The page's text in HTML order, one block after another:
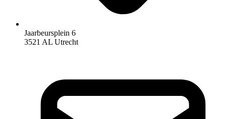
Jaarbeursplein 6
3521 AL Utrecht